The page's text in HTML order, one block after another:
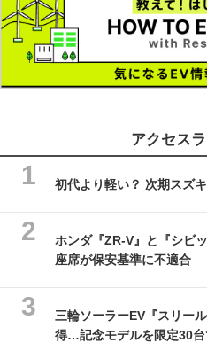
アクセス
初代より軽い？ 次期スズ
ホンダ『ZR-V』と『シビ
座席が保安基準に不適合
三輪ソーラーEV『スリー
得…記念モデルを限定30